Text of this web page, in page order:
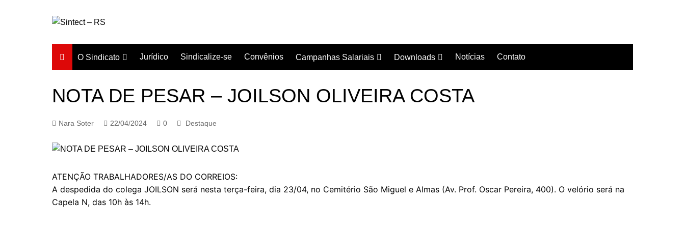
O Sindicato
História
Jurídico Sindicalize-se Convênios Campanhas Salariais
2016/2017
Campanha Salarial
Downloads
Acordos Coletivos
Notícias Contato
NOTA DE PESAR – JOILSON OLIVEIRA COSTA
Nara Soter 22/04/2024 0 Destaque
ATENÇÃO TRABALHADORES/AS DO CORREIOS:
A despedida do colega JOILSON será nesta terça-feira, dia 23/04, no Cemitério São Miguel e Almas (Av. Prof. Oscar Pereira, 400). O velório será na
Capela N, das 10h às 14h.